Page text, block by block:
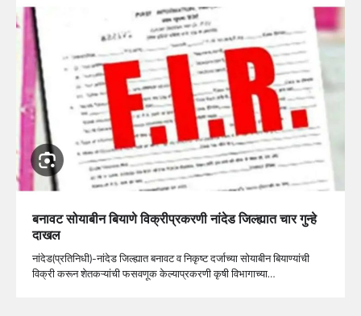
बनावट सोयाबीन बियाणे विक्रीप्रकरणी नांदेड जिल्ह्यात चार गुन्हे
दाखल
नांदेड(प्रतिनिधी)-नांदेड जिल्ह्यात बनावट व निकृष्ट दर्जाच्या सोयाबीन बियाण्यांची
विक्री करून शेतकऱ्यांची फसवणूक केल्याप्रकरणी कृषी विभागाच्या…